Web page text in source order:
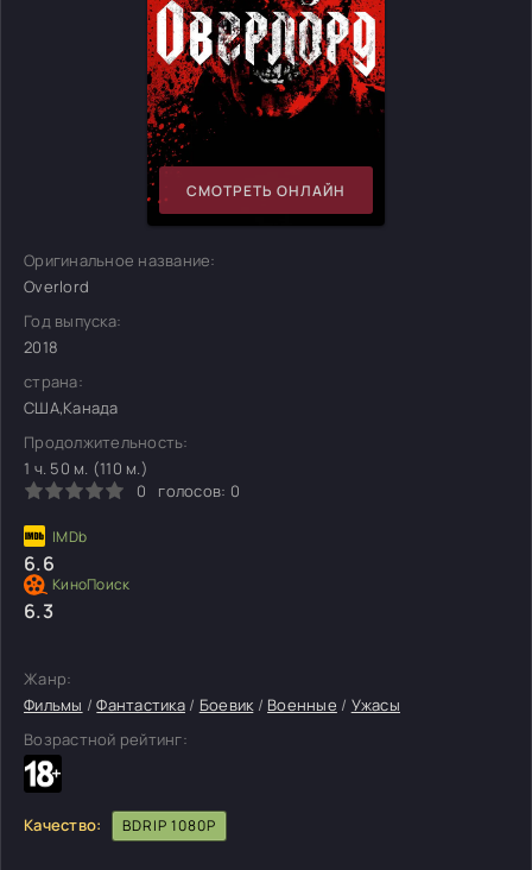
СМОТРЕТЬ ОНЛАЙН
Оригинальное название:
Overlord
Год выпуска:
2018
страна:
США,Канада
Продолжительность:
1 ч. 50 м. (110 м.)
0
голосов: 0
6.6
6.3
Жанр:
Фильмы /Фантастика/ Боевик/ Военные / Ужасы
Возрастной рейтинг:
Качество: BDRIP 1080P